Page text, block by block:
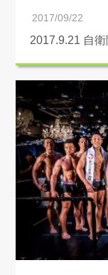
2017/09/22
2017.9.21 自